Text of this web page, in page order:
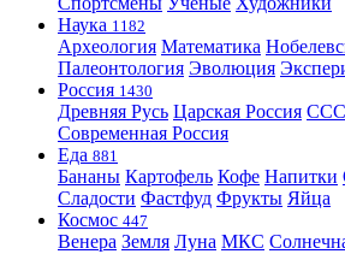
Наука 1182
Археология Математика
Палеонтология Эволюция
Россия 1430
Древняя Русь Царская Россия
Современная Россия
Еда 881
Бананы Картофель Кофе Напитки
Сладости Фастфуд Фрукты Яйца
Космос 447
Венера Земля Луна МКС